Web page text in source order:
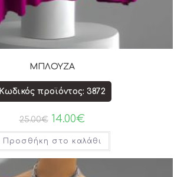
ΜΠΛΟΥΖΑ
Κωδικός προϊόντος: 3872
25.00€ 14.00€
Προσθήκη στο καλάθι